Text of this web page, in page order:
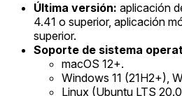
Última versión: aplicación
4.41 o superior, aplicación
superior.
Soporte de sistema
macOS 12+.
Windows 11 (21H2+),
Linux (Ubuntu LTS